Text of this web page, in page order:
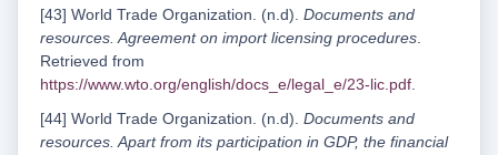
[43] World Trade Organization. (n.d). Documents and
resources. Agreement on import licensing procedures.
Retrieved from
https://www.wto.org/english/docs_e/legal_e/23-lic.pdf.
[44] World Trade Organization. (n.d). Documents and
resources. Apart from its participation in GDP, the financial